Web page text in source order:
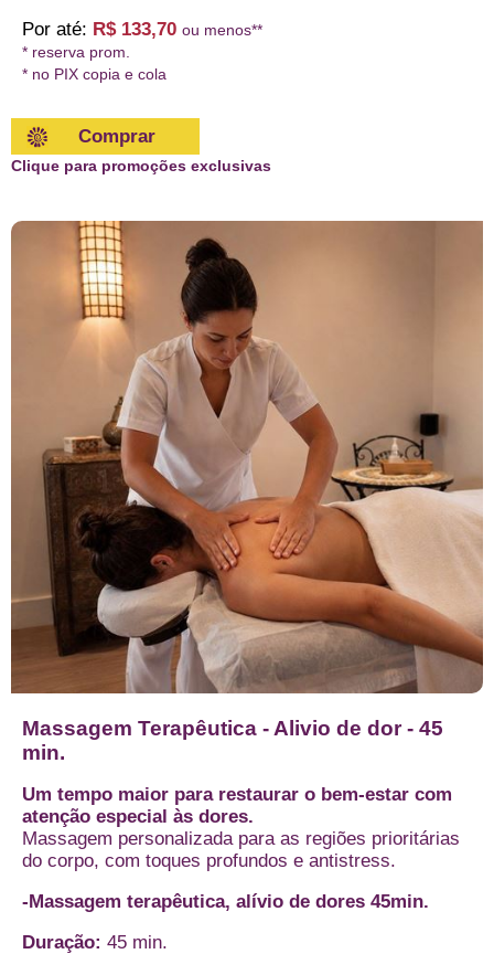
Por até: R$ 133,70 ou menos**
* reserva prom.
* no PIX copia e cola
Comprar
Clique para promoções exclusivas
Massagem Terapêutica - Alivio de dor - 45
min.
Um tempo maior para restaurar o bem-estar com
atenção especial às dores.
Massagem personalizada para as regiões prioritárias
do corpo, com toques profundos e antistress.
-Massagem terapêutica, alívio de dores 45min.
Duração: 45 min.